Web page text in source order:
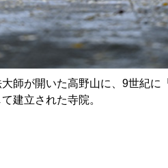
師が開いた高野山に、9世紀に
建立された寺院。